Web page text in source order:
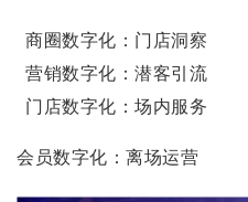
商圈数字化：门店洞察
营销数字化：潜客引流
门店数字化：场内服务
会员数字化：离场运营